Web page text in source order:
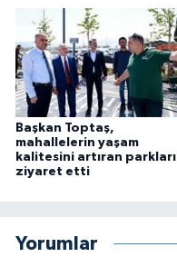
Başkan Toptaş,
mahallelerin yaşam
kalitesini artıran parkları
ziyaret etti
Yorumlar